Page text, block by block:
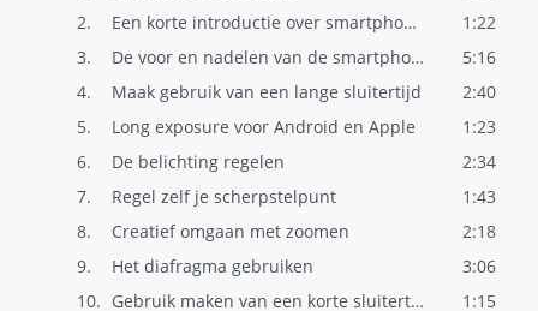
2.
Een korte introductie over smartphone fo..
1:22
3.
De voor en nadelen van de smartphone
5:16
4.
Maak gebruik van een lange sluitertijd
2:40
5.
Long exposure voor Android en Apple
1:23
6.
De belichting regelen
2:34
7.
Regel zelf je scherpstelpunt
1:43
8.
Creatief omgaan met zoomen
2:18
9.
Het diafragma gebruiken
3:06
10.
Gebruik maken van een korte sluitertijd
1:15